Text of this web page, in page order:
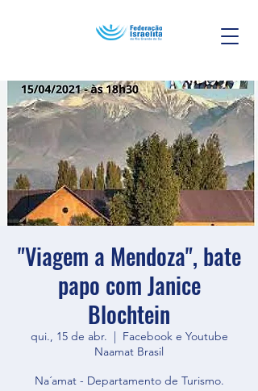
"Viagem a Mendoza", bate
papo com Janice
Blochtein
qui., 15 de abr.
  |
Facebook e Youtube
Naamat Brasil
Na´amat - Departamento de Turismo.